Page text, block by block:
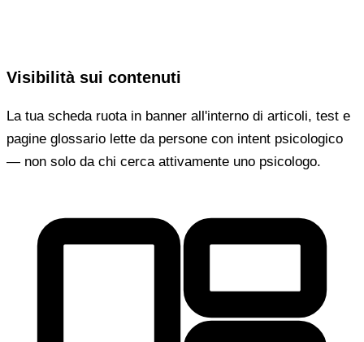
Visibilità sui contenuti
La tua scheda ruota in banner all'interno di articoli, test e
pagine glossario lette da persone con intent psicologico
— non solo da chi cerca attivamente uno psicologo.